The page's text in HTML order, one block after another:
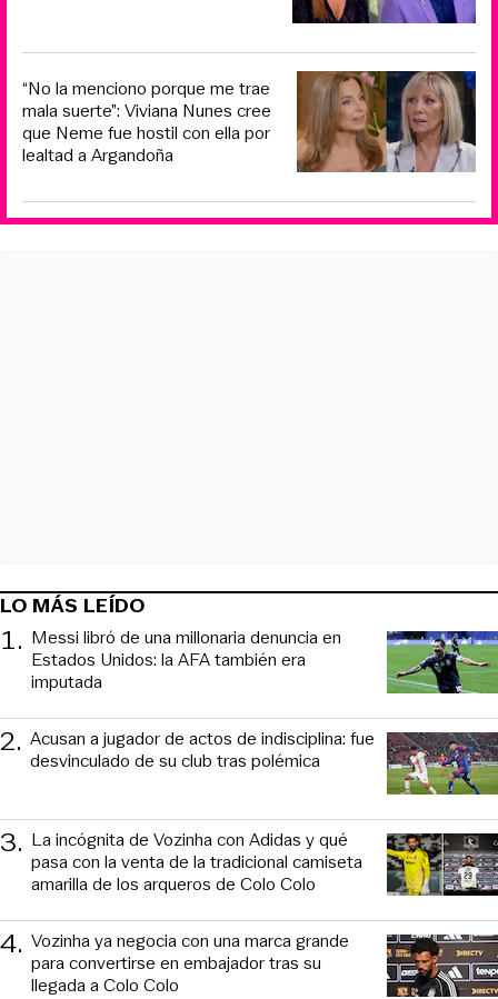
“No la menciono porque me trae
mala suerte”: Viviana Nunes cree
que Neme fue hostil con ella por
lealtad a Argandoña
LO MÁS LEÍDO
1. Messi libró de una millonaria denuncia en
Estados Unidos: la AFA también era
imputada
2. Acusan a jugador de actos de indisciplina: fue
desvinculado de su club tras polémica
3. La incógnita de Vozinha con Adidas y qué
pasa con la venta de la tradicional camiseta
amarilla de los arqueros de Colo Colo
4. Vozinha ya negocia con una marca grande
para convertirse en embajador tras su
llegada a Colo Colo